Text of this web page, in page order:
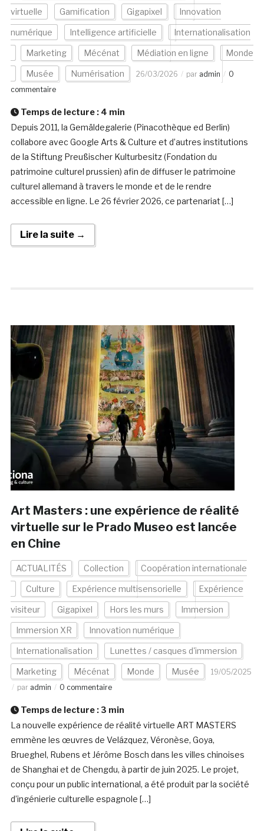
virtuelle Gamification Gigapixel Innovation
numérique Intelligence artificielle Internationalisation
Marketing Mécénat Médiation en ligne Monde
Musée Numérisation 26/03/2026 par admin
0
commentaire
Temps de lecture : 4 min
Depuis 2011, la Gemäldegalerie (Pinacothèque ed Berlin)
collabore avec Google Arts & Culture et d’autres institutions
de la Stiftung Preußischer Kulturbesitz (Fondation du
patrimoine culturel prussien) afin de diffuser le patrimoine
culturel allemand à travers le monde et de le rendre
accessible en ligne. Le 26 février 2026, ce partenariat […]
Lire la suite →
Art Masters : une expérience de réalité
virtuelle sur le Prado Museo est lancée
en Chine
ACTUALITÉS Collection Coopération internationale
Culture Expérience multisensorielle Expérience
visiteur Gigapixel Hors les murs Immersion
Immersion XR Innovation numérique
Internationalisation Lunettes / casques d'immersion
Marketing Mécénat Monde Musée
19/05/2025
par admin 0 commentaire
Temps de lecture : 3 min
La nouvelle expérience de réalité virtuelle ART MASTERS
emmène les œuvres de Velázquez, Véronèse, Goya,
Brueghel, Rubens et Jérôme Bosch dans les villes chinoises
de Shanghai et de Chengdu, à partir de juin 2025. Le projet,
conçu pour un public international, a été produit par la société
d’ingénierie culturelle espagnole […]